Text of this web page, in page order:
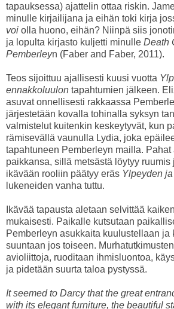
tapauksessa) ajattelin ottaa riskin.
minulle kirjailijana ja eihän toki kirja
voi olla huono, eihän? Niinpä siis
ja lopulta kirjasto kuljetti minulle Death
Pemberleyn (Faber and Faber, 2011).
Teos sijoittuu ajallisesti kuusi vuotta
ennakkoluulon tapahtumien jälkeen.
asuvat onnellisesti rakkaassa
järjestetään kovalla tohinalla syksyn
valmistelut kuitenkin keskeytyvät, kun
rämisevällä vaunulla Lydia, joka
tapahtuneen Pemberleyn mailla. Pahat
paikkansa, sillä metsästä löytyy ruumis
ikävään rooliin päätyy eräs Ylpeyden
lukeneiden vanha tuttu.
Ikävää tapausta aletaan selvittää
mukaisesti. Paikalle kutsutaan
Pemberleyn asukkaita kuulustellaan ja
suuntaan jos toiseen.
avioliittoja, ruoditaan ihmisluontoa,
ja pidetään suurta taloa pystyssä.
It seemed to Darcy that the great
with its elegant furniture, the beautiful